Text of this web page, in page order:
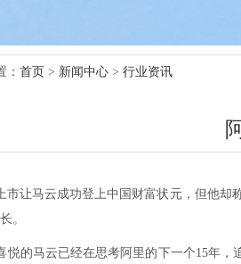
： 首页 > 新闻中心 > 行业资讯
市让马云成功登上中国财富状元，但他却
。
悦的马云已经在思考阿里的下一个15年